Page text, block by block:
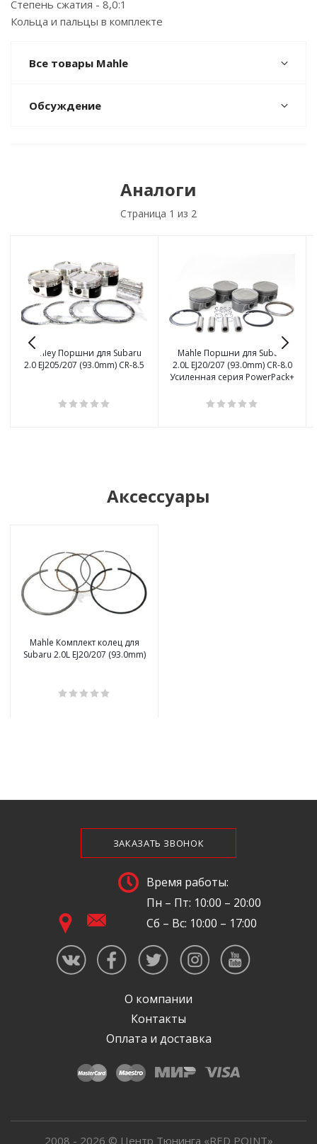
Степень сжатия - 8,0:1
Кольца и пальцы в комплекте
Все товары Mahle
Обсуждение
Аналоги
Страница 1 из 2
Manley Поршни для Subaru
2.0 EJ205/207 (93.0mm) CR-8.5
Mahle Поршни для Subaru
2.0L EJ20/207 (93.0mm) CR-8.0
Усиленная серия PowerPack+
Аксессуары
Mahle Комплект колец для
Subaru 2.0L EJ20/207 (93.0mm)
ЗАКАЗАТЬ ЗВОНОК
Время работы:
Пн – Пт: 10:00 – 20:00
Сб – Вс: 10:00 – 17:00
О компании
Контакты
Оплата и доставка
2008 - 2026 © Центр Тюнинга «RED POINT»